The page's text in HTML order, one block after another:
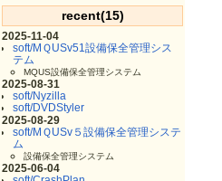
recent(15)
2025-11-04
soft/MＱUSv51設備保全管理シス
テム
MQUS設備保全管理システム
2025-08-31
soft/Nyzilla
soft/DVDStyler
2025-08-29
soft/MＱUSv５設備保全管理システ
ム
設備保全管理システム
2025-06-04